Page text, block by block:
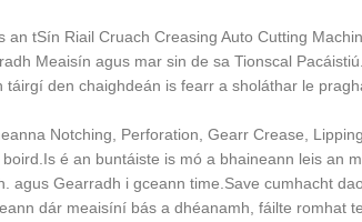
tSín Riail Cruach Creasing Auto Cutting
Meaisín agus mar sin de sa Tionscal
den chaighdeán is fearr a sholáthar le
Notching, Perforation, Gearr Crease,
é an buntáiste is mó a bhaineann leis an
Gearradh i gceann time.Save cumhacht
dár meaisíní bás a dhéanamh, fáilte romhat